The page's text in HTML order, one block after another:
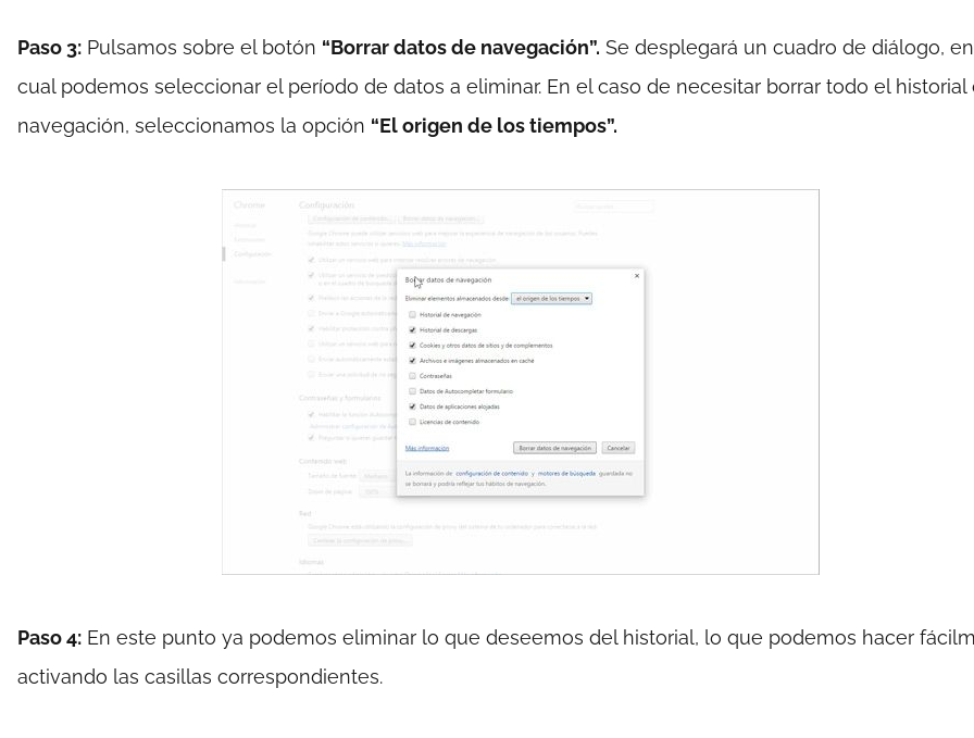
Paso 3: Pulsamos sobre el botón “Borrar datos de navegación”. Se desplegará un cuadro de diálogo,
cual podemos seleccionar el período de datos a eliminar. En el caso de necesitar borrar todo el historial
navegación, seleccionamos la opción “El origen de los tiempos”.
Paso 4: En este punto ya podemos eliminar lo que deseemos del historial, lo que podemos hacer
activando las casillas correspondientes.